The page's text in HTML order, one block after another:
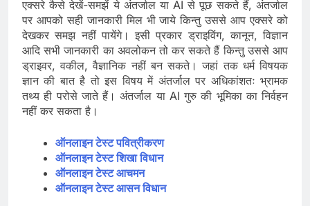
एक्सरे कैसे देखें-समझें ये अंतर्जाल या AI से पूछ सकते हैं, अंतर्जाल
पर आपको सही जानकारी मिल भी जाये किन्तु उससे आप एक्सरे को
देखकर समझ नहीं पायेंगे। इसी प्रकार ड्राइविंग, कानून, विज्ञान
आदि सभी जानकारी का अवलोकन तो कर सकते हैं किन्तु उससे आप
ड्राइवर, वकील, वैज्ञानिक नहीं बन सकते। जहां तक धर्म विषयक
ज्ञान की बात है तो इस विषय में अंतर्जाल पर अधिकांशतः भ्रामक
तथ्य ही परोसे जाते हैं। अंतर्जाल या AI गुरु की भूमिका का निर्वहन
नहीं कर सकता है।
ऑनलाइन टेस्ट पवित्रीकरण
ऑनलाइन टेस्ट शिखा विधान
ऑनलाइन टेस्ट आचमन
ऑनलाइन टेस्ट आसन विधान